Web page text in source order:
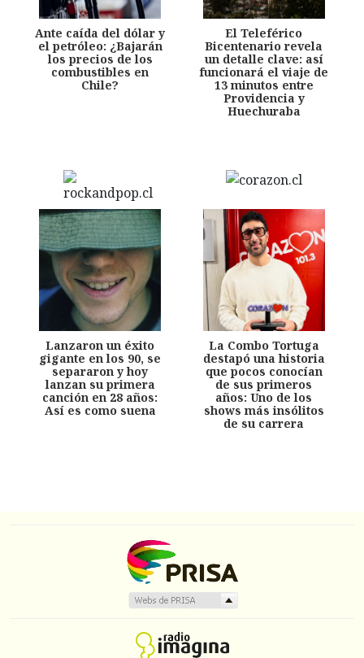
Ante caída del dólar y
el petróleo: ¿Bajarán
los precios de los
combustibles en
Chile?
El Teleférico
Bicentenario revela
un detalle clave: así
funcionará el viaje de
13 minutos entre
Providencia y
Huechuraba
Lanzaron un éxito
gigante en los 90, se
separaron y hoy
lanzan su primera
canción en 28 años:
Así es como suena
La Combo Tortuga
destapó una historia
que pocos conocían
de sus primeros
años: Uno de los
shows más insólitos
de su carrera